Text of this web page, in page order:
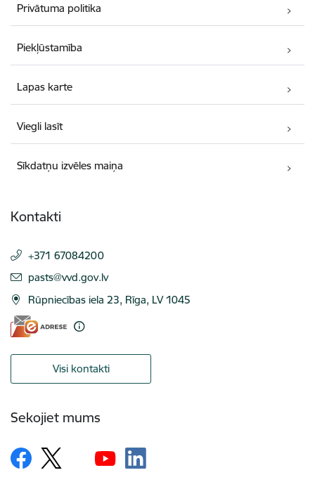
Privātuma politika
Piekļūstamība
Lapas karte
Viegli lasīt
Sīkdatņu izvēles maiņa
Kontakti
+371 67084200
E-pasts:
pasts@vvd.gov.lv
Rūpniecības iela 23, Rīga, LV 1045
Visi kontakti
Sekojiet mums